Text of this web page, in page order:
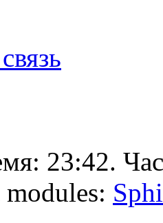
23:42.